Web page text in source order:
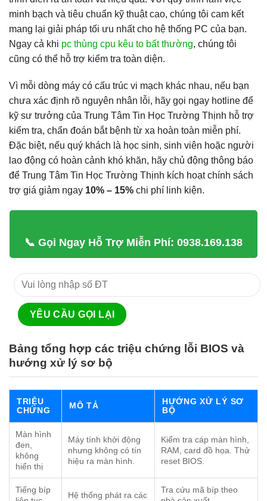
minh bạch và tiêu chuẩn kỹ thuật cao, chúng tôi cam kết
mang lại giải pháp tối ưu nhất cho hệ thống PC của bạn.
Ngay cả khi pc thùng cpu kêu to bất thường, chúng tôi
cũng có thể hỗ trợ kiểm tra toàn diện.
Vì mỗi dòng máy có cấu trúc vi mạch khác nhau, nếu bạn
chưa xác định rõ nguyên nhân lỗi, hãy gọi ngay hotline để
kỹ sư trưởng của Trung Tâm Tin Học Trường Thịnh hỗ trợ
kiểm tra, chẩn đoán bắt bệnh từ xa hoàn toàn miễn phí.
Đặc biệt, nếu quý khách là học sinh, sinh viên hoặc người
lao động có hoàn cảnh khó khăn, hãy chủ động thông báo
để Trung Tâm Tin Học Trường Thịnh kích hoạt chính sách
trợ giá giảm ngay 10% – 15% chi phí linh kiện.
📞 Gọi Ngay Hỗ Trợ Miễn Phí: 0938.169.138
Bảng tổng hợp các triệu chứng lỗi BIOS và
hướng xử lý sơ bộ
TRIỆU
CHỨNG
MÔ TẢ
HƯỚNG XỬ LÝ SƠ
BỘ
Màn hình
đen,
không
hiển thị
Máy tính khởi động
nhưng không có tín
hiệu ra màn hình.
Kiểm tra cáp màn hình,
RAM, card đồ họa. Thử
reset BIOS.
Tiếng bíp
Hệ thống phát ra các
Tra cứu mã bíp theo